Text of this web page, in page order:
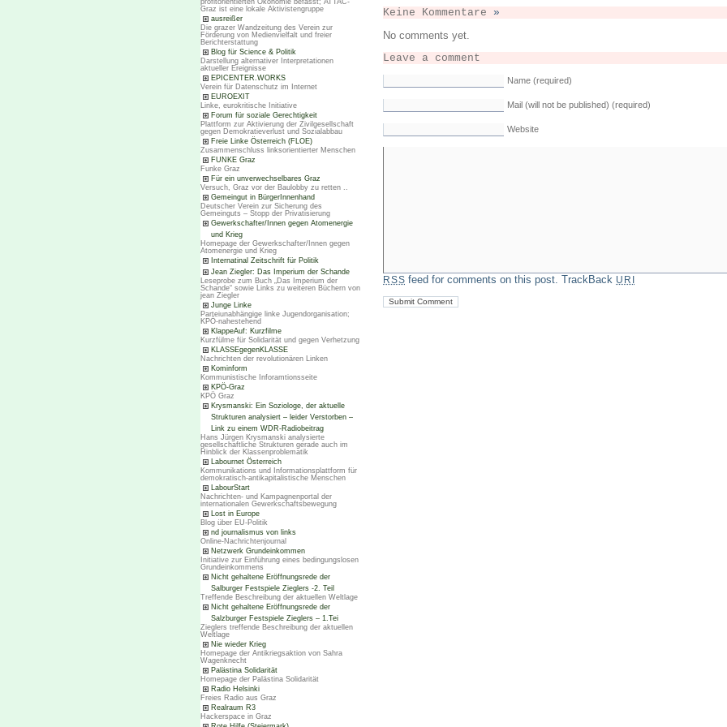
profitorientierten Ökonomie befasst; ATTAC-
Graz ist eine lokale Aktivistengruppe
ausreißer
Die grazer Wandzeitung des Verein zur
Förderung von Medienvielfalt und freier
Berichterstattung
Blog für Science & Politik
Darstellung alternativer Interpretationen
aktueller Ereignisse
EPICENTER.WORKS
Verein für Datenschutz im Internet
EUROEXIT
Linke, eurokritische Initiative
Forum für soziale Gerechtigkeit
Plattform zur Aktivierung der Zivilgesellschaft
gegen Demokratieverlust und Sozialabbau
Freie Linke Österreich (FLOE)
Zusammenschluss linksorientierter Menschen
FUNKE Graz
Funke Graz
Für ein unverwechselbares Graz
Versuch, Graz vor der Baulobby zu retten ..
Gemeingut in BürgerInnenhand
Deutscher Verein zur Sicherung des
Gemeinguts – Stopp der Privatisierung
Gewerkschafter/Innen gegen Atomenergie
und Krieg
Homepage der Gewerkschafter/Innen gegen
Atomenergie und Krieg
Internatinal Zeitschrift für Politik
Jean Ziegler: Das Imperium der Schande
Leseprobe zum Buch „Das Imperium der
Schande“ sowie Links zu weiteren Büchern von
jean Ziegler
Junge Linke
Parteiunabhängige linke Jugendorganisation;
KPÖ-nahestehend
KlappeAuf: Kurzfilme
Kurzfülme für Solidarität und gegen Verhetzung
KLASSEgegenKLASSE
Nachrichten der revolutionären Linken
Kominform
Kommunistische Inforamtionsseite
KPÖ-Graz
KPÖ Graz
Krysmanski: Ein Soziologe, der aktuelle
Strukturen analysiert – leider Verstorben –
Link zu einem WDR-Radiobeitrag
Hans Jürgen Krysmanski analysierte
gesellschaftliche Strukturen gerade auch im
Hinblick der Klassenproblematik
Labournet Österreich
Kommunikations und Informationsplattform für
demokratisch-antikapitalistische Menschen
LabourStart
Nachrichten- und Kampagnenportal der
internationalen Gewerkschaftsbewegung
Lost in Europe
Blog über EU-Politik
nd journalismus von links
Online-Nachrichtenjournal
Netzwerk Grundeinkommen
Initiative zur Einführung eines bedingungslosen
Grundeinkommens
Nicht gehaltene Eröffnungsrede der
Salburger Festspiele Zieglers -2. Teil
Treffende Beschreibung der aktuellen Weltlage
Nicht gehaltene Eröffnungsrede der
Salzburger Festspiele Zieglers – 1.Tei
Zieglers treffende Beschreibung der aktuellen
Weltlage
Nie wieder Krieg
Homepage der Antikriegsaktion von Sahra
Wagenknecht
Palästina Solidarität
Homepage der Palästina Solidarität
Radio Helsinki
Freies Radio aus Graz
Realraum R3
Hackerspace in Graz
Keine Kommentare »
No comments yet.
Leave a comment
Name (required)
Mail (will not be published) (required)
Website
RSS feed for comments on this post. TrackBack URI